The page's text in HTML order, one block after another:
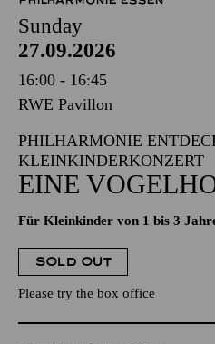
Sunday
27.09.2026
16:00 - 16:45
RWE Pavillon
PHILHARMONIE
KLEINKINDERKONZERT
EINE
Für Kleinkinder von 1 bis 3
SOLD OUT
Please try the box office